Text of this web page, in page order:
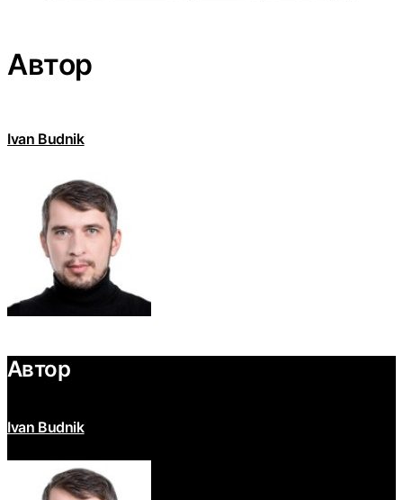
Автор
Ivan Budnik
Автор
Ivan Budnik